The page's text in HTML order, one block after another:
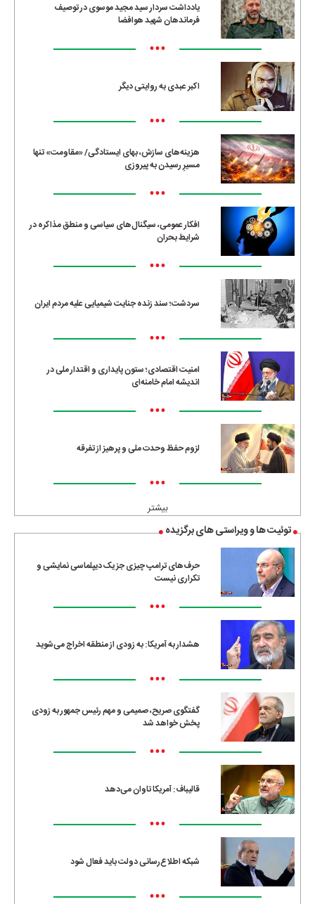
یادداشت سردار سید مجید موسوی در توصیف
فرماندهان شهید هوافضا
•••
اکبر عبدی به روایتی دیگر
•••
هزینه‌های سازش، بهای ایستادگی/ «مقاومت» تنها
مسیرِ رسیدن به پیروزی
•••
افکار عمومی، سیگنال‌های سیاسی و منطق مذاکره در
شرایط بحران
•••
سردشت؛ سند زنده جنایت شیمیایی علیه مردم ایران
•••
امنیت اقتصادی؛ ستون پایداری و اقتدار ملی در
اندیشه امام خامنه‌ای
•••
لزوم حفظ وحدت ملی و پرهیز از تفرقه
•••
بیشتر
توئیت ها و ویراستی های برگزیده
حرف‌های ترامپ چیزی جز یک دیپلماسی نمایشی و
تکراری نیست
•••
هشدار به آمریکا: به زودی از منطقه اخراج می‌شوید
•••
گفتگوی صریح، صمیمی و مهم رئیس جمهور به زودی
پخش خواهد شد
•••
قالیباف: آمریکا تاوان می‌دهد
•••
شبکه اطلاع‌رسانی دولت باید فعال شود
•••